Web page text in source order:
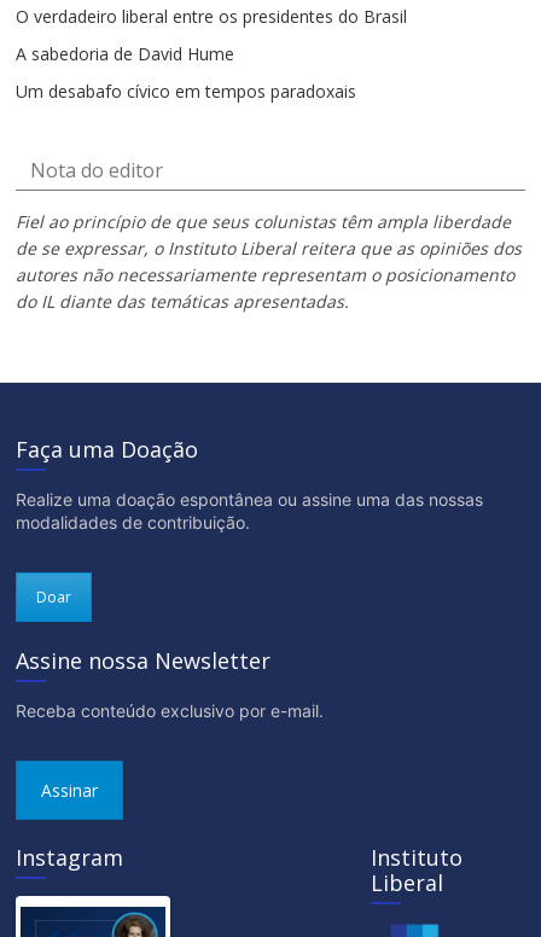
O verdadeiro liberal entre os presidentes do Brasil
A sabedoria de David Hume
Um desabafo cívico em tempos paradoxais
Nota do editor
Fiel ao princípio de que seus colunistas têm ampla liberdade
de se expressar, o Instituto Liberal reitera que as opiniões dos
autores não necessariamente representam o posicionamento
do IL diante das temáticas apresentadas.
Faça uma Doação
Realize uma doação espontânea ou assine uma das nossas
modalidades de contribuição.
Doar
Assine nossa Newsletter
Receba conteúdo exclusivo por e-mail.
Assinar
Instagram
Instituto
Liberal